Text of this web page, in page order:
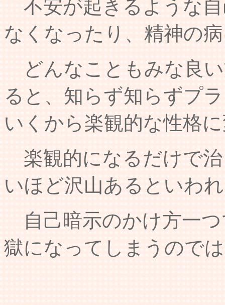
不安が起きるような
なくなったり、精神の
どんなこともみな良
ると、知らず知らずプ
いくから楽観的な性格
楽観的になるだけで
いほど沢山あるといわ
自己暗示のかけ方一
獄になってしまうので